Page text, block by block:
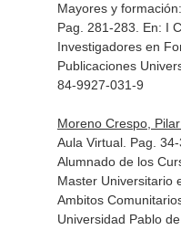
Mayores y
Pag. 281-283. En: I
Investigadores en
Publicaciones
84-9927-031-9
Moreno Crespo,
Aula Virtual. Pag. 34-
Alumnado de los
Master Universitario
Ambitos
Universidad Pablo